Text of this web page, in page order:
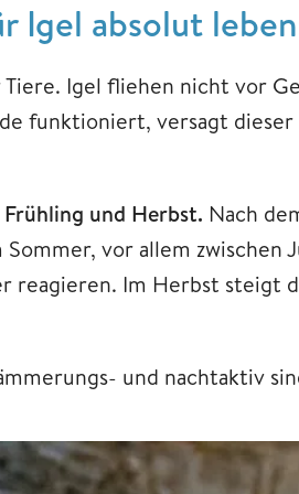
Igel absolut
Igel fliehen nicht vor
funktioniert, versagt dieser
und Herbst. Nach
vor allem zwischen
reagieren. Im Herbst steigt
und nachtaktiv